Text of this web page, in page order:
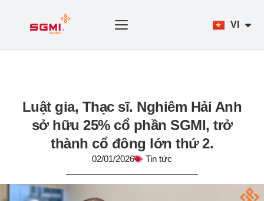
VI
EN
Luật gia, Thạc sĩ. Nghiêm Hải Anh
sở hữu 25% cổ phần SGMI, trở
thành cổ đông lớn thứ 2.
02/01/2026 Tin tức